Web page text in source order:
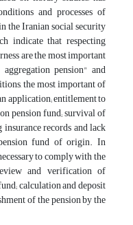
and processes of
the Iranian social security
indicate that respecting
are the most important
pension" and
the most important of
application; entitlement to
pension fund; survival of
records and lack
fund of origin. In
to comply with the
and verification of
calculation and deposit
of the pension by the